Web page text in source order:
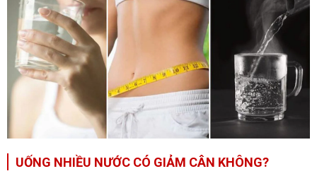
UỐNG NHIỀU NƯỚC CÓ GIẢM CÂN KHÔNG?